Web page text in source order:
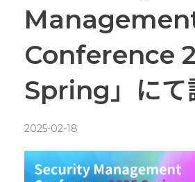
Conference
Spring」にて
2025-02-18